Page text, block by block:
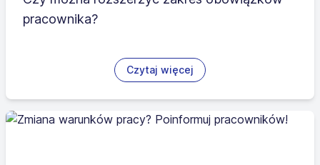
pracownika?
Czytaj więcej